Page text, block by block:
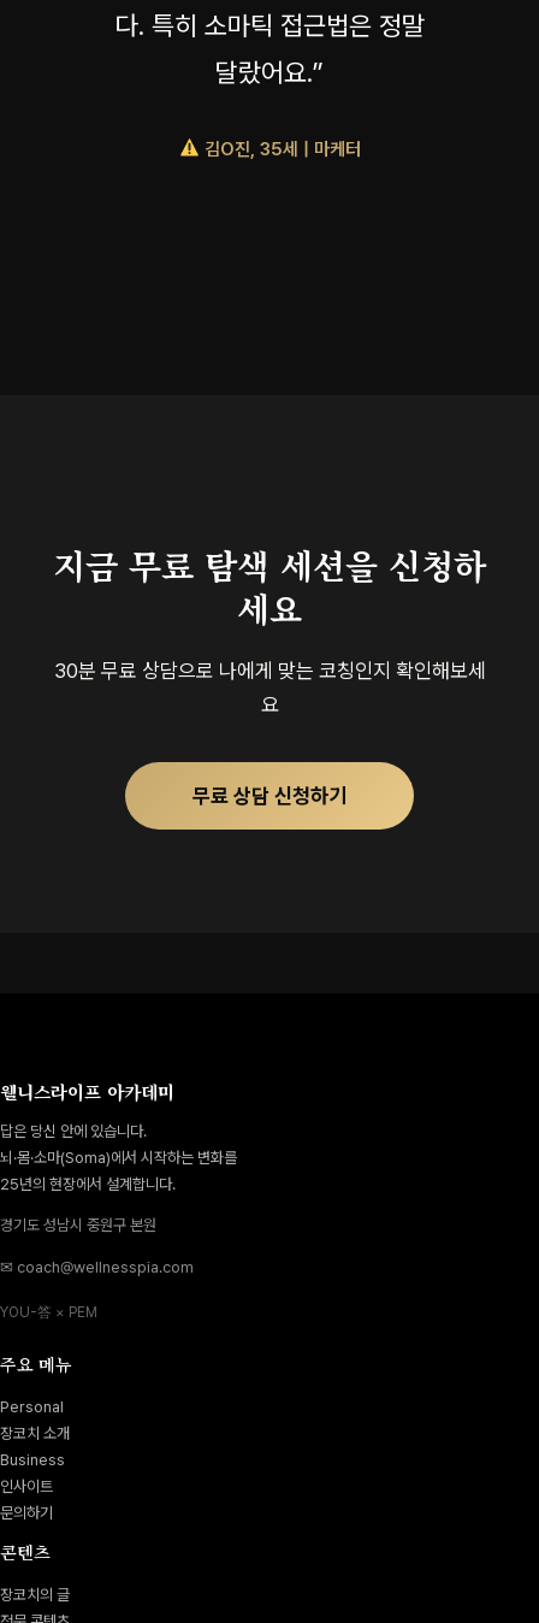
다. 특히 소마틱 접근법은 정말
달랐어요.”
김O진, 35세 | 마케터
지금 무료 탐색 세션을 신청하
세요
30분 무료 상담으로 나에게 맞는 코칭인지 확인해보세
요
무료 상담 신청하기
웰니스라이프 아카데미
답은 당신 안에 있습니다.
뇌·몸·소마(Soma)에서 시작하는 변화를
25년의 현장에서 설계합니다.
경기도 성남시 중원구 본원
✉ coach@wellnesspia.com
YOU-答 × PEM
주요 메뉴
Personal
장코치 소개
Business
인사이트
문의하기
콘텐츠
장코치의 글